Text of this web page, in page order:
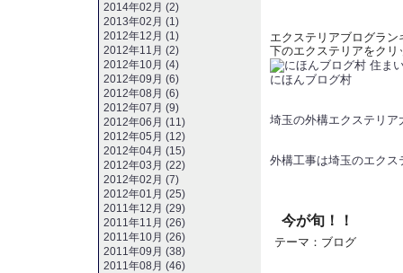
エクステリアブログラ
下のエクステリアをク
にほんブログ村
埼玉の外構エクステリア
外構工事は埼玉のエクス
今が旬！！
テーマ： ブログ
2014年02月 (2)
2013年02月 (1)
2012年12月 (1)
2012年11月 (2)
2012年10月 (4)
2012年09月 (6)
2012年08月 (6)
2012年07月 (9)
2012年06月 (11)
2012年05月 (12)
2012年04月 (15)
2012年03月 (22)
2012年02月 (7)
2012年01月 (25)
2011年12月 (29)
2011年11月 (26)
2011年10月 (26)
2011年09月 (38)
2011年08月 (46)